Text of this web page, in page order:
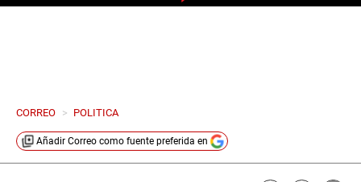
CORREO > POLITICA
Añadir Correo como fuente preferida en